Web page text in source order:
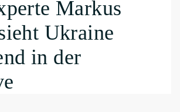
Markus
Ukraine
in der